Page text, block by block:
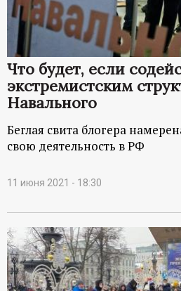
Что будет, если
экстремистским
Навального
Беглая свита блогера
свою деятельность в РФ
11 июня 2021 - 18:30